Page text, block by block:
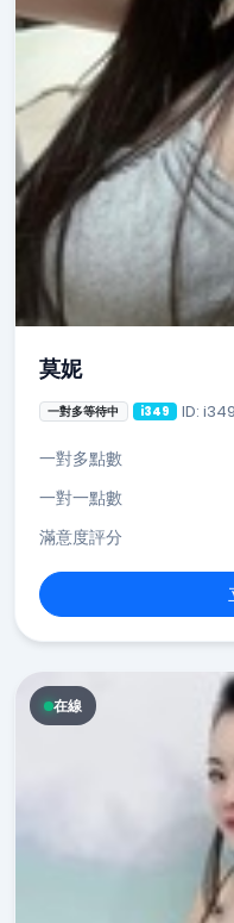
莫妮
一對多等待中 i349 ID:
一對多點數
一對一點數
滿意度評分
在線